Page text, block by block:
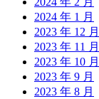
2024 年 1 月
2023 年 12 月
2023 年 11 月
2023 年 10 月
2023 年 9 月
2023 年 8 月